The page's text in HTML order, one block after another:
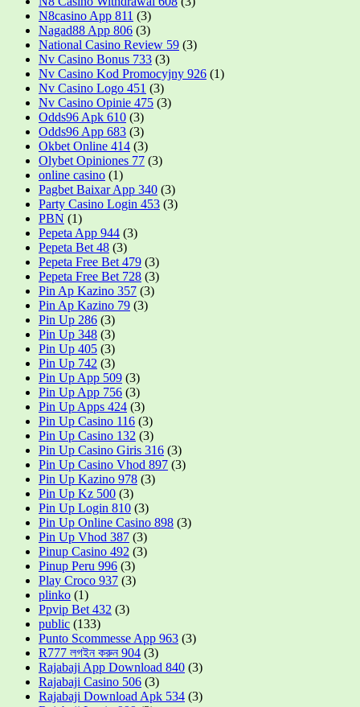
N8casino App 811 (3)
Nagad88 App 806 (3)
National Casino Review 59 (3)
Nv Casino Bonus 733 (3)
Nv Casino Kod Promocyjny 926 (1)
Nv Casino Logo 451 (3)
Nv Casino Opinie 475 (3)
Odds96 Apk 610 (3)
Odds96 App 683 (3)
Okbet Online 414 (3)
Olybet Opiniones 77 (3)
online casino (1)
Pagbet Baixar App 340 (3)
Party Casino Login 453 (3)
PBN (1)
Pepeta App 944 (3)
Pepeta Bet 48 (3)
Pepeta Free Bet 479 (3)
Pepeta Free Bet 728 (3)
Pin Ap Kazino 357 (3)
Pin Ap Kazino 79 (3)
Pin Up 286 (3)
Pin Up 348 (3)
Pin Up 405 (3)
Pin Up 742 (3)
Pin Up App 509 (3)
Pin Up App 756 (3)
Pin Up Apps 424 (3)
Pin Up Casino 116 (3)
Pin Up Casino 132 (3)
Pin Up Casino Giris 316 (3)
Pin Up Casino Vhod 897 (3)
Pin Up Kazino 978 (3)
Pin Up Kz 500 (3)
Pin Up Login 810 (3)
Pin Up Online Casino 898 (3)
Pin Up Vhod 387 (3)
Pinup Casino 492 (3)
Pinup Peru 996 (3)
Play Croco 937 (3)
plinko (1)
Ppvip Bet 432 (3)
public (133)
Punto Scommesse App 963 (3)
R777 লগইন করুন 904 (3)
Rajabaji App Download 840 (3)
Rajabaji Casino 506 (3)
Rajabaji Download Apk 534 (3)